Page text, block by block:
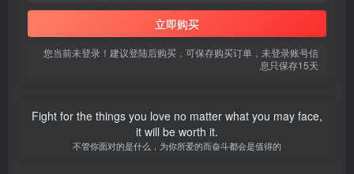
立即购买
您当前未登录！建议登陆后购买，可保存购买订单，未登录账号信
息只保存15天
Fight for the things you love no matter what you may face,
it will be worth it.
不管你面对的是什么，为你所爱的而奋斗都会是值得的